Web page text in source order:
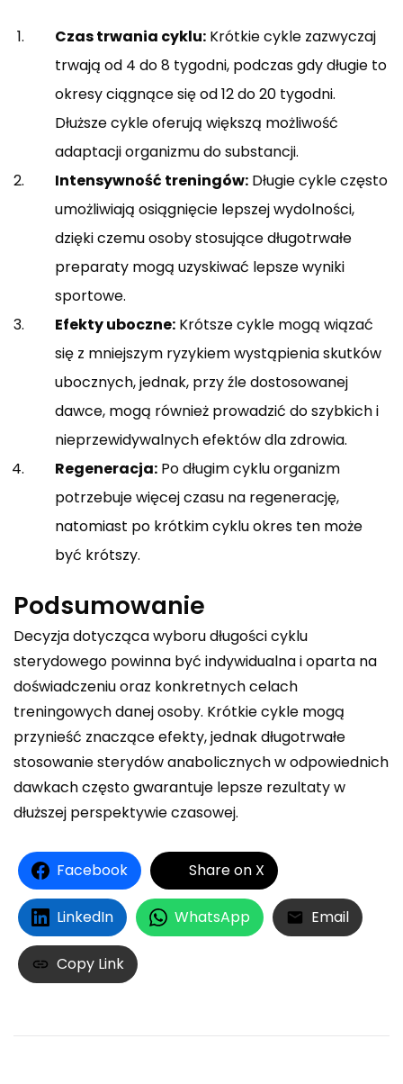
Czas trwania cyklu: Krótkie cykle zazwyczaj
trwają od 4 do 8 tygodni, podczas gdy długie to
okresy ciągnące się od 12 do 20 tygodni.
Dłuższe cykle oferują większą możliwość
adaptacji organizmu do substancji.
Intensywność treningów: Długie cykle często
umożliwiają osiągnięcie lepszej wydolności,
dzięki czemu osoby stosujące długotrwałe
preparaty mogą uzyskiwać lepsze wyniki
sportowe.
Efekty uboczne: Krótsze cykle mogą wiązać
się z mniejszym ryzykiem wystąpienia skutków
ubocznych, jednak, przy źle dostosowanej
dawce, mogą również prowadzić do szybkich i
nieprzewidywalnych efektów dla zdrowia.
Regeneracja: Po długim cyklu organizm
potrzebuje więcej czasu na regenerację,
natomiast po krótkim cyklu okres ten może
być krótszy.
Podsumowanie
Decyzja dotycząca wyboru długości cyklu
sterydowego powinna być indywidualna i oparta na
doświadczeniu oraz konkretnych celach
treningowych danej osoby. Krótkie cykle mogą
przynieść znaczące efekty, jednak długotrwałe
stosowanie sterydów anabolicznych w odpowiednich
dawkach często gwarantuje lepsze rezultaty w
dłuższej perspektywie czasowej.
Facebook Share on X
LinkedIn WhatsApp Email
Copy Link